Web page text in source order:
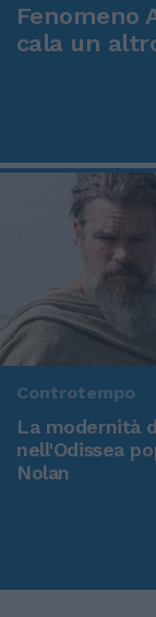
Fenomeno
cala un
Controtempo
La modernità
nell'Odissea
Nolan